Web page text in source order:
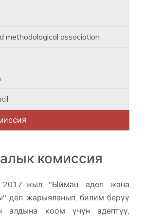
methodological association
комиссия
2017-жыл "Ыйман, адеп жана
деп жарыяланып, билим берүү
алдына коом үчүн адептүү,